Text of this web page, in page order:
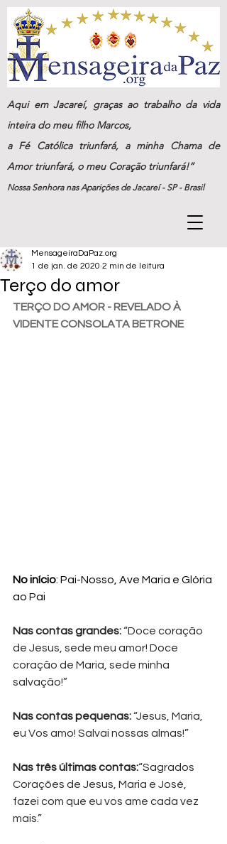
Aqui em Jacareí, graças ao trabalho da vida
inteira do meu filho Marcos,
a Fé Católica triunfará, a minha Chama de
Amor triunfará, o meu Coração triunfará!”
Nossa Senhora nas Aparições de Jacareí - SP - Brasil
Terço do amor
MensageiraDaPaz.org
1 de jan. de 2020 2 min de leitura
TERÇO DO AMOR - REVELADO À
VIDENTE CONSOLATA BETRONE
No início: Pai-Nosso, Ave Maria e Glória
ao Pai
Nas contas grandes: “Doce coração
de Jesus, sede meu amor! Doce
coração de Maria, sede minha
salvação!”
Nas contas pequenas: “Jesus, Maria,
eu Vos amo! Salvai nossas almas!”
Nas três últimas contas:“Sagrados
Corações de Jesus, Maria e José,
fazei com que eu vos ame cada vez
mais.”